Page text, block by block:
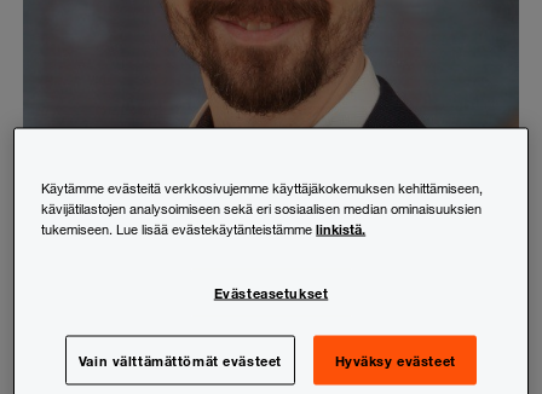
matti.kilpelainen@pwc.com
Käytämme evästeitä verkkosivujemme käyttäjäkokemuksen kehittämiseen,
kävijätilastojen analysoimiseen sekä eri sosiaalisen median ominaisuuksien
tukemiseen. Lue lisää evästekäytänteistämmelinkistä.
Evästeasetukset
Vain välttämättömät evästeet Hyväksy evästeet